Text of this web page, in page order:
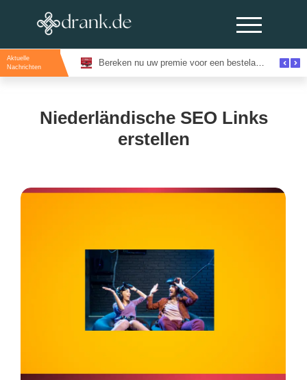
Aktuelle
Nachrichten
Bereken nu uw premie voor een bestelautoverzekering en bespaar direct
Niederländische SEO Links
erstellen